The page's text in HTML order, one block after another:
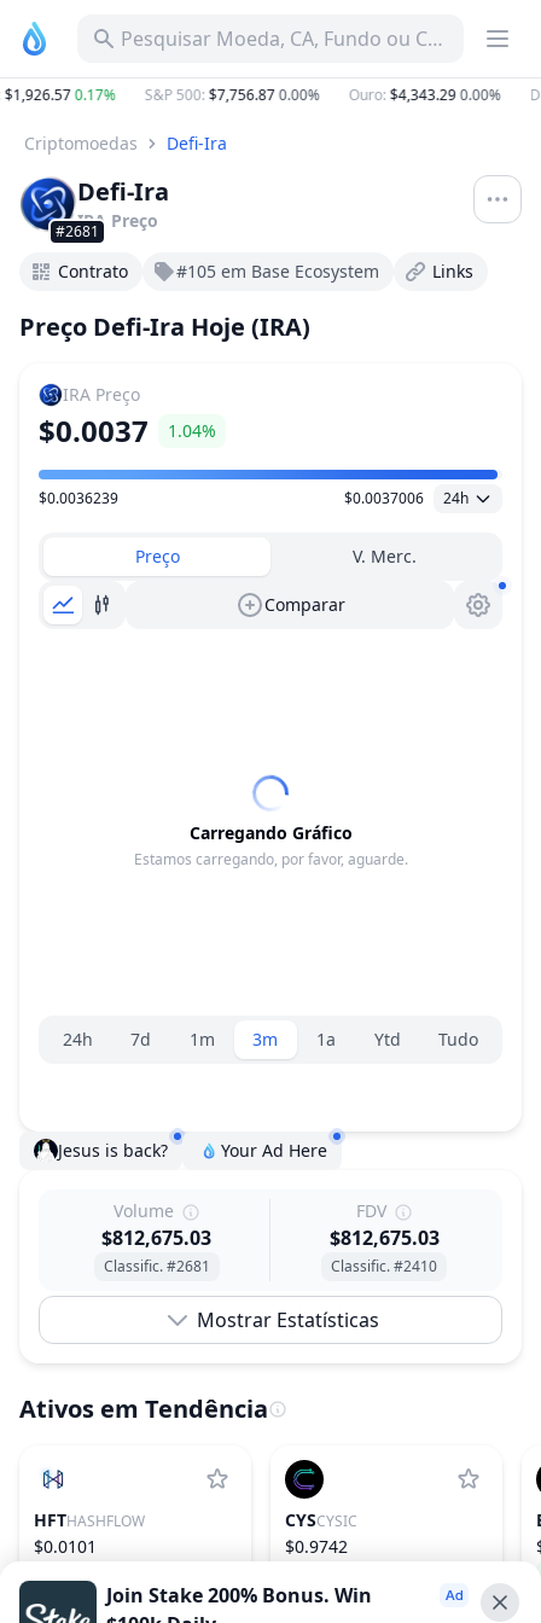
Pesquisar Moeda, CA, Fundo ou Categoria
$1,926.570.17% S&P 500: $7,756.870.00% Ouro: $4,343.290.00%
Criptomoedas Defi-Ira
#2681
Defi-Ira
IRA Preço
Contrato #105 em Base Ecosystem Links
Preço Defi-Ira Hoje (IRA)
IRA Preço
$0.0037 1.04%
Faixa de preço
$0.0036239 $0.0037006 24h
Preço V. Merc.
Comparar
Carregando Gráfico
Estamos carregando, por favor, aguarde.
Seletor de faixa
24h 7d 1m 3m 1a Ytd Tudo
Jesus is back? Your Ad Here
Volume
$812,675.03
Classific. #2681
FDV
$812,675.03
Classific. #2410
Mostrar Estatísticas
Ativos em Tendência
HFTHASHFLOW
$0.0101
CYSCYSIC
$0.9742
Join Stake 200% Bonus. Win